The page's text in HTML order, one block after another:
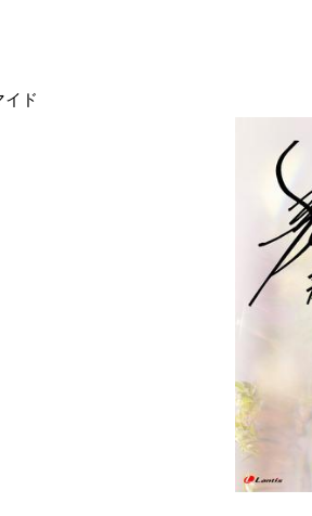
ド